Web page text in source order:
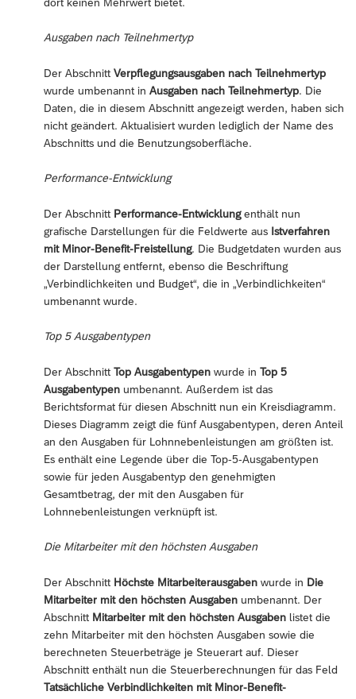
Ausgaben nach Teilnehmertyp
Der Abschnitt Verpflegungsausgaben nach Teilnehmertyp
wurde umbenannt in Ausgaben nach Teilnehmertyp. Die
Daten, die in diesem Abschnitt angezeigt werden, haben sich
nicht geändert. Aktualisiert wurden lediglich der Name des
Abschnitts und die Benutzungsoberfläche.
Performance-Entwicklung
Der Abschnitt Performance-Entwicklungenthält nun
grafische Darstellungen für die Feldwerte aus Istverfahren
mit Minor-Benefit-Freistellung. Die Budgetdaten wurden aus
der Darstellung entfernt, ebenso die Beschriftung
„Verbindlichkeiten und Budget“, die in „Verbindlichkeiten“
umbenannt wurde.
Top 5 Ausgabentypen
Der Abschnitt Top Ausgabentypen wurde in Top 5
Ausgabentypen umbenannt. Außerdem ist das
Berichtsformat für diesen Abschnitt nun ein Kreisdiagramm.
Dieses Diagramm zeigt die fünf Ausgabentypen, deren Anteil
an den Ausgaben für Lohnnebenleistungen am größten ist.
Es enthält eine Legende über die Top-5-Ausgabentypen
sowie für jeden Ausgabentyp den genehmigten
Gesamtbetrag, der mit den Ausgaben für
Lohnnebenleistungen verknüpft ist.
Die Mitarbeiter mit den höchsten Ausgaben
Der Abschnitt Höchste Mitarbeiterausgaben wurde in Die
Mitarbeiter mit den höchsten Ausgaben umbenannt. Der
Abschnitt Mitarbeiter mit den höchsten Ausgaben listet die
zehn Mitarbeiter mit den höchsten Ausgaben sowie die
berechneten Steuerbeträge je Steuerart auf. Dieser
Abschnitt enthält nun die Steuerberechnungen für das Feld
Tatsächliche Verbindlichkeiten mit Minor-Benefit-